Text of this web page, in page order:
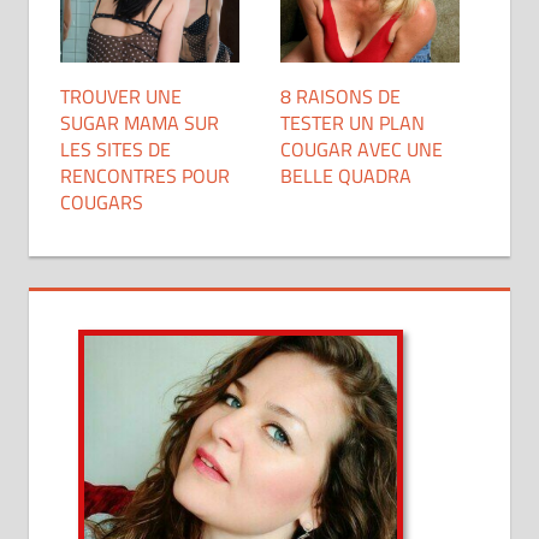
TROUVER UNE
SUGAR MAMA SUR
LES SITES DE
RENCONTRES POUR
COUGARS
8 RAISONS DE
TESTER UN PLAN
COUGAR AVEC UNE
BELLE QUADRA